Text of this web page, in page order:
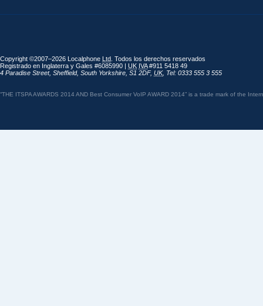
Copyright ©2007–2026 Localphone Ltd . Todos los derechos reservados
Registrado en Inglaterra y Gales #6085990 | UK IVA#911 5418 49
4 Paradise Street, Sheffield, South Yorkshire S1 2DF, UK, Tel: 0333 555 3 555
“THE ITSPA AWARDS 2014 AND Best Consumer VoIP AWARD 2014” is a trade mark of the